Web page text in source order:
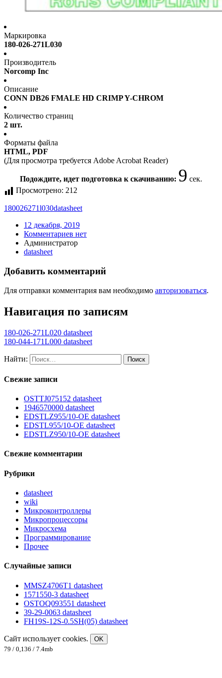
Маркировка
180-026-271L030
Производитель
Norcomp Inc
Описание
CONN DB26 FMALE HD CRIMP Y-CHROM
Количество страниц
2 шт.
Форматы файла
HTML, PDF
(Для просмотра требуется Adobe Acrobat Reader)
Подождите, идет подготовка к скачиванию: 9 сек.
Просмотрено: 212
180026271l030datasheet
12 декабря, 2019
Комментариев нет
Администратор
datasheet
Добавить комментарий
Для отправки комментария вам необходимо авторизоваться.
Навигация по записям
180-026-271L020 datasheet
180-044-171L000 datasheet
Найти:
Свежие записи
OSTTJ075152 datasheet
1946570000 datasheet
EDSTLZ955/10-OE datasheet
EDSTL955/10-OE datasheet
EDSTLZ950/10-OE datasheet
Свежие комментарии
Рубрики
datasheet
wiki
Микроконтроллеры
Микропроцессоры
Микросхема
Программирование
Прочее
Случайные записи
MMSZ4706T1 datasheet
1571550-3 datasheet
OSTOQ093551 datasheet
39-29-0063 datasheet
FH19S-12S-0.5SH(05) datasheet
Сайт использует cookies.
OK
79 / 0,136 / 7.4mb